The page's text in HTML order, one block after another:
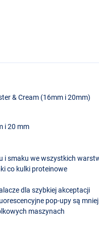
& Cream (16mm i 20mm)
i 20 mm
i smaku we wszystkich
co kulki proteinowe
dla szybkiej akceptacji
pop-upy są
maszynach